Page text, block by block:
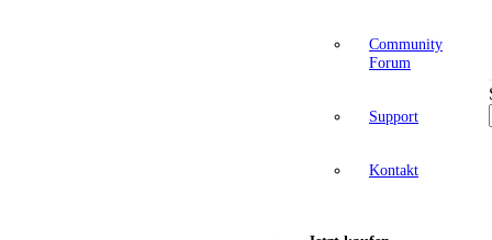
Community
Forum
Support
Kontakt